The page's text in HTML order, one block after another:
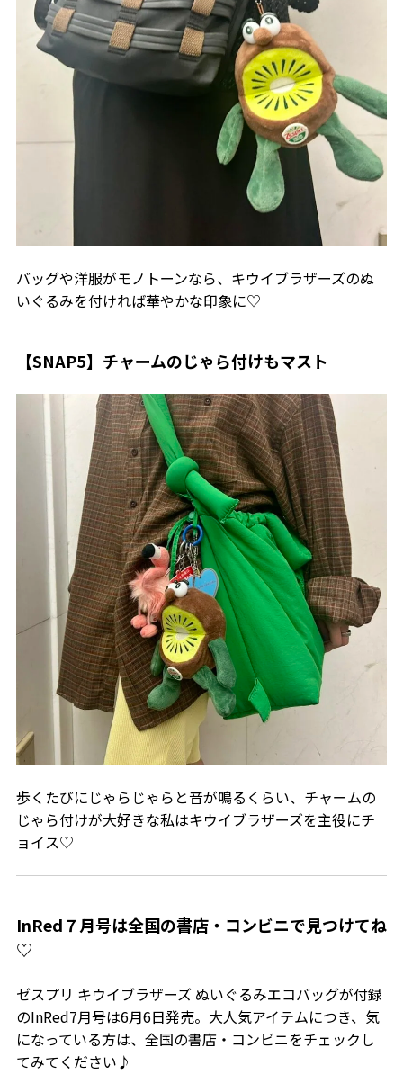
バッグや洋服がモノトーンなら、キウイブラザーズのぬ
いぐるみを付ければ華やかな印象に♡
【SNAP5】チャームのじゃら付けもマスト
歩くたびにじゃらじゃらと音が鳴るくらい、チャームの
じゃら付けが大好きな私はキウイブラザーズを主役にチ
ョイス♡
InRed７月号は全国の書店・コンビニで見つけてね
♡
ゼスプリ キウイブラザーズ ぬいぐるみエコバッグが付録
のInRed7月号は6月6日発売。大人気アイテムにつき、気
になっている方は、全国の書店・コンビニをチェックし
てみてください♪